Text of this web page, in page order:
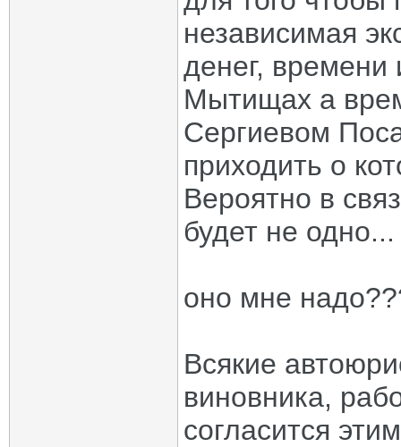
независимая
денег, времени
Мытищах а
Сергиевом
приходить о
Вероятно в
будет не одно...
оно мне
Всякие
виновника,
согласится